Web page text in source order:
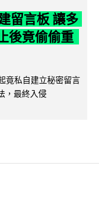
留言板 讓多
後竟偷偷重
竟私自建立秘密留言
，最終入侵